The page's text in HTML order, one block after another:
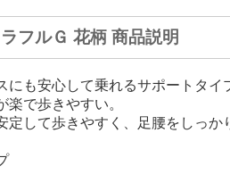
フルＧ 花柄 商品説明
も安心して乗れるサポートタイ
楽で歩きやすい。
定して歩きやすく、足腰をしっ